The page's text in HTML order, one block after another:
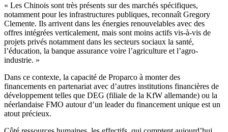
« Les Chinois sont très présents sur des marchés spécifiques,
notamment pour les infrastructures publiques, reconnaît Gregory
Clemente. Ils arrivent dans les énergies renouvelables avec des
offres intégrées verticalement, mais sont moins actifs vis-à-vis de
projets privés notamment dans les secteurs sociaux la santé,
l’éducation, la banque assurance voire l’agriculture et l’agro-
industrie. »
Dans ce contexte, la capacité de Proparco à monter des
financements en partenariat avec d’autres institutions financières de
développement telles que DEG (filiale de la KfW allemande) ou la
néerlandaise FMO autour d’un leader du financement unique est un
atout précieux.